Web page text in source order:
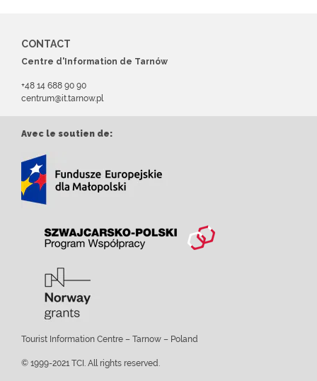
CONTACT
Centre d'Information de Tarnów
+48 14 688 90 90
centrum@it.tarnow.pl
Avec le soutien de:
Tourist Information Centre – Tarnow – Poland
© 1999-2021 TCI. All rights reserved.